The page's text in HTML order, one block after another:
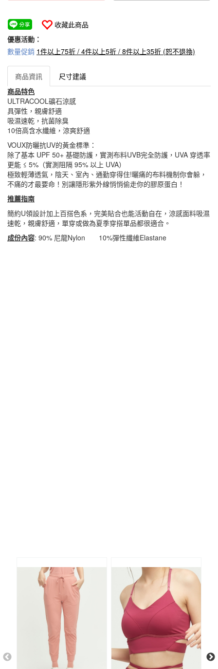
收藏此商品
優惠活動：
數量促銷 1件以上75折 / 4件以上5折 / 8件以上35折 (恕不退換)
商品資訊
尺寸建議
商品特色
ULTRACOOL礦石涼感
具彈性，親膚舒適
吸濕速乾，抗菌除臭
10倍高含水纖維，涼爽舒適
VOUX防曬抗UV的黃金標準：
除了基本 UPF 50+ 基礎防護，實測布料UVB完全防護，UVA 穿透率
更能 ≤ 5%（實測阻隔 95% 以上 UVA）
極致輕薄透氣，陰天、室內、通勤穿得住!曬痛的布料機制你會躲，
不痛的才最要命！別讓隱形紫外線悄悄偷走你的膠原蛋白！
推薦指南
簡約U領設計加上百搭色系，完美貼合也能活動自在，涼感面料吸濕
速乾，親膚舒適，單穿或做為夏季穿搭單品都很適合。
成份內容: 90% 尼龍Nylon 10%彈性纖維Elastane